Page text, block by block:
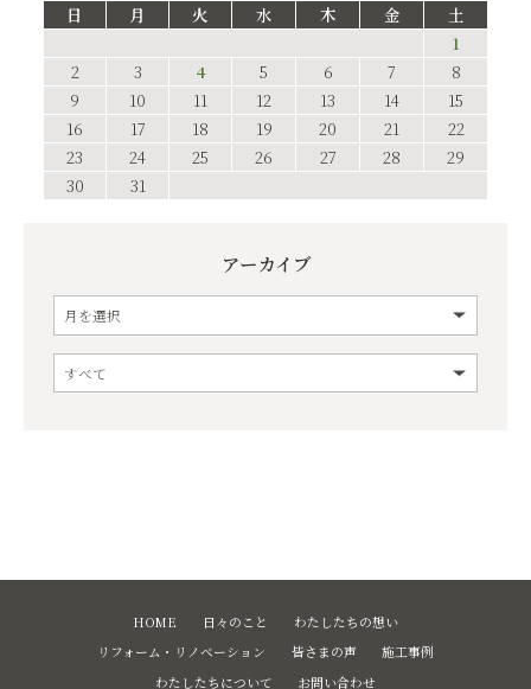
日 月 火 水 木 金
土
1
2
3 4 5 6 7
8
9
10 11 12 13 14
15
16
17 18 19 20 21
22
23
24 25 26 27 28
29
30
31
アーカイブ
HOME 日々のこと
わたしたちの想い
リフォーム・リノベーション
皆さまの声
施工事例
わたしたちについて
お問い合わせ